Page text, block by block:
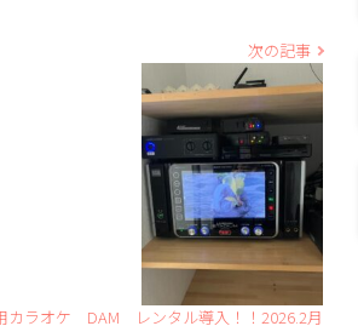
次の記事
ラオケ DAM レンタル導入！！2026.2月